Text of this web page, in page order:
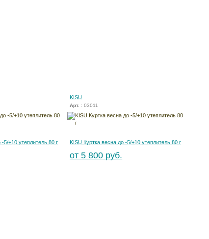
-5/+10 утеплитель 80 г
KISU
Арт. : 03011
KISU Куртка весна до -5/+10 утеплитель 80 г
от 5 800 руб.